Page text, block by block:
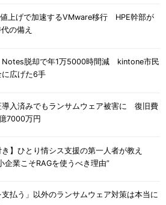
上げで加速するVMware移行 HPE幹部が
の備え
Notes脱却で年1万5000時間減 kintone市民
に広げた6手
導入済みでもランサムウェア被害に 復旧費
7000万円
き】ひとり情シス支援の第一人者が教え
企業こそRAGを使うべき理由”
支払う」以外のランサムウェア対策は本当に